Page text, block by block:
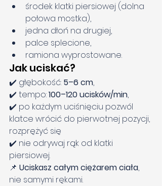
środek klatki piersiowej (dolna
połowa mostka),
jedna dłoń na drugiej,
palce splecione,
ramiona wyprostowane.
Jak uciskać?
✔️ głębokość: 5–6 cm,
✔️ tempo: 100–120 ucisków/min,
✔️ po każdym uciśnięciu pozwól
klatce wrócić do pierwotnej pozycji,
rozprężyć się
✔️ nie odrywaj rąk od klatki
piersiowej.
📌 Uciskasz całym ciężarem ciała,
nie samymi rękami.